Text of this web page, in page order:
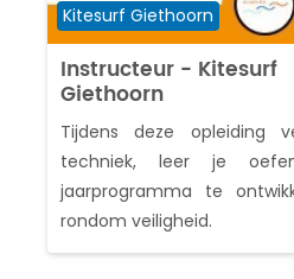
Instructeur - Kitesurf
Giethoorn
Cursuscategorie
Kitesurf Giethoorn
Tijdens deze
techniek, leer je
jaarprogramma te
rondom veiligheid.